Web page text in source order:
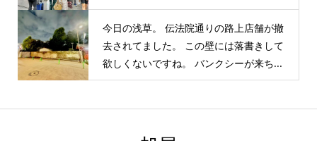
今日の浅草。 伝法院通りの路上店舗が撤
去されてました。 この壁には落書きして
欲しくないですね。 バンクシーが来ち...